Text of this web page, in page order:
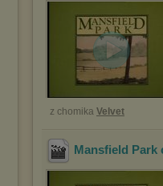
z chomika Velvet
Mansfield Park